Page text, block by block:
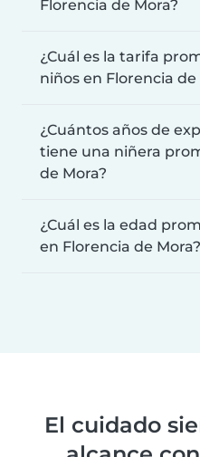
Florencia de Mora?
¿Cuál es la tarifa
niños en Florencia de
¿Cuántos años de
tiene una niñera
de Mora?
¿Cuál es la edad
en Florencia de Mora?
El cuidado